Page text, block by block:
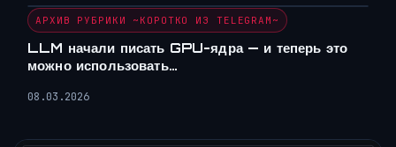
АРХИВ РУБРИКИ ~КОРОТКО ИЗ TELEGRAM~
LLM начали писать GPU-ядра — и теперь это
можно использовать…
08.03.2026